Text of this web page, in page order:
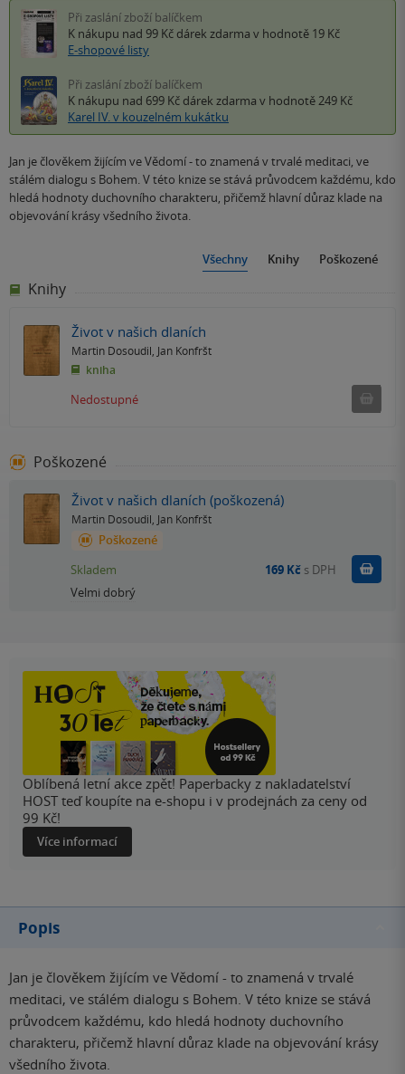
Při zaslání zboží balíčkem
K nákupu nad 99 Kč dárek zdarma v hodnotě 19 Kč
E-shopové listy
Při zaslání zboží balíčkem
K nákupu nad 699 Kč dárek zdarma v hodnotě 249 Kč
Karel IV. v kouzelném kukátku
Jan je člověkem žijícím ve Vědomí - to znamená v trvalé meditaci, ve
stálém dialogu s Bohem. V této knize se stává průvodcem každému, kdo
hledá hodnoty duchovního charakteru, přičemž hlavní důraz klade na
objevování krásy všedního života.
Všechny Knihy Poškozené
Knihy
Život v našich dlaních
Martin Dosoudil Jan Konfršt
kniha
Nedostupné
Poškozené
Život v našich dlaních (poškozená)
Martin Dosoudil Jan Konfršt
Poškozené
Velmi dobrý
Skladem 169 Kč s DPH
Oblíbená letní akce zpět! Paperbacky z nakladatelství
HOST teď koupíte na e-shopu i v prodejnách za ceny od
99 Kč!
Více informací
Popis
Jan je člověkem žijícím ve Vědomí - to znamená v trvalé
meditaci, ve stálém dialogu s Bohem. V této knize se stává
průvodcem každému, kdo hledá hodnoty duchovního
charakteru, přičemž hlavní důraz klade na objevování krásy
všedního života.